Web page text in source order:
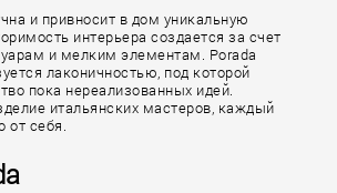
и привносит в дом уникальную
интерьера создается за счет
и мелким элементам. Porada
лаконичностью, под которой
пока нереализованных идей.
итальянских мастеров, каждый
от себя.